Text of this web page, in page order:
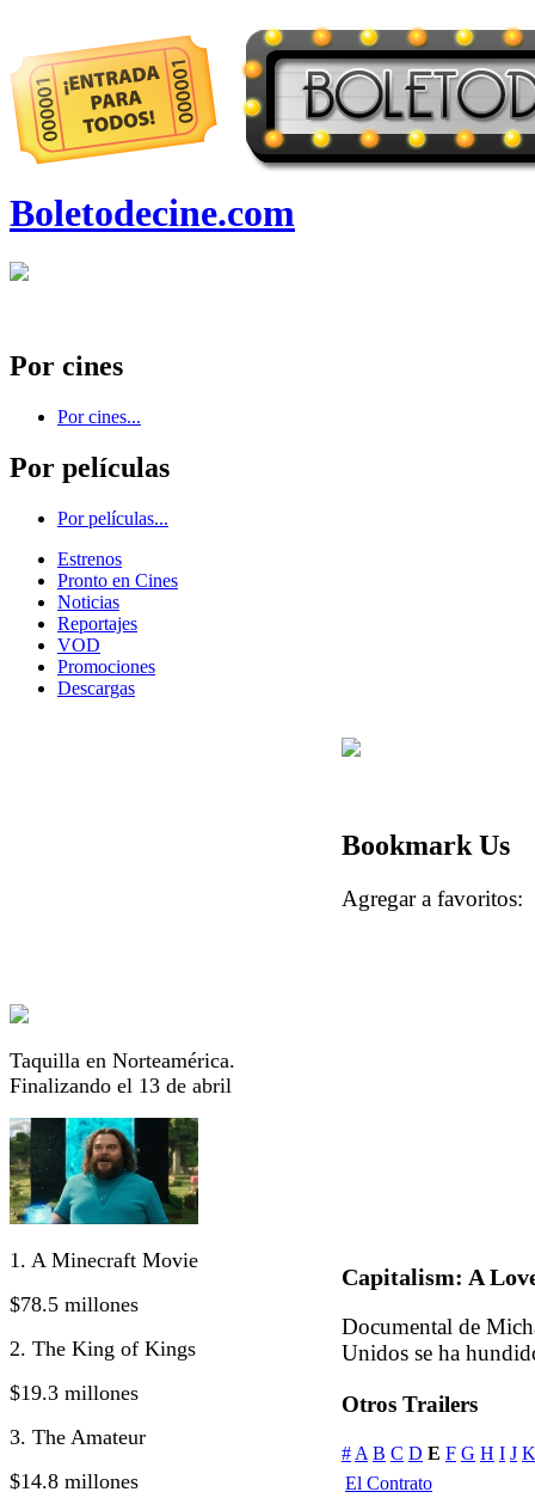
Boletodecine.com
Por cines
Por cines...
Por películas
Por películas...
Estrenos
Pronto en Cines
Noticias
Reportajes
VOD
Promociones
Descargas
Taquilla en Norteamérica.
Finalizando el 13 de abril
1. A Minecraft Movie
$78.5 millones
2. The King of Kings
$19.3 millones
3. The Amateur
$14.8 millones
Bookmark Us
Agregar a
Capitalism: A
Documental de
Unidos se ha
Otros Trailers
# A B C D E F G H I J K
El Contrato